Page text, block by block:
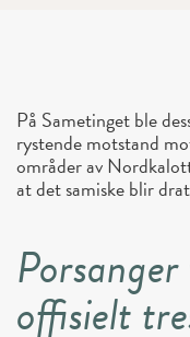
På Sametinget ble
rystende motstand
områder av
at det samiske blir
offisielt